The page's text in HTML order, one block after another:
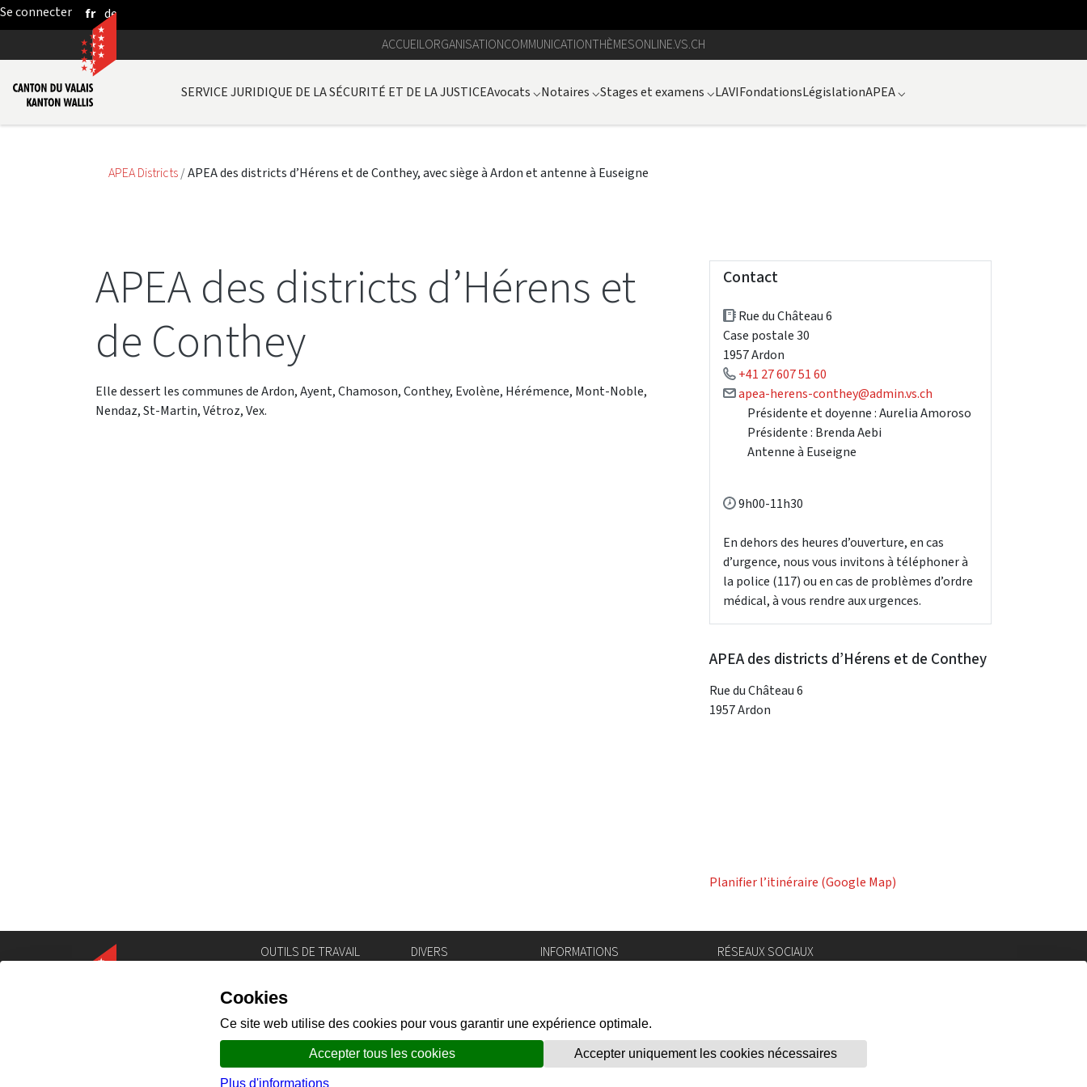
Saut au contenu principal
fr de
ACCUEILORGANISATIONCOMMUNICATIONTHÈMESONLINE.VS.CH
SERVICE JURIDIQUE DE LA SÉCURITÉ ET DE LA JUSTICEAvocats ⌵Notaires ⌵Stages et examens ⌵LAVIFondationsLégislationAPEA⌵
APEA Districts APEA des districts d’Hérens et de Conthey, avec siège à Ardon et antenne à Euseigne
APEA des districts d’Hérens et
de Conthey
Elle dessert les communes de Ardon, Ayent, Chamoson, Conthey, Evolène, Hérémence, Mont-Noble,
Nendaz, St-Martin, Vétroz, Vex.
Contact
Rue du Château 6
Case postale 30
1957 Ardon
+41 27 607 51 60
apea-herens-conthey@admin.vs.ch
Présidente et doyenne : Aurelia Amoroso
Présidente : Brenda Aebi
Antenne à Euseigne
9h00-11h30
En dehors des heures d’ouverture, en cas
d’urgence, nous vous invitons à téléphoner à
la police (117) ou en cas de problèmes d’ordre
médical, à vous rendre aux urgences.
APEA des districts d’Hérens et de Conthey
Rue du Château 6
1957 Ardon
Planifier l’itinéraire (Google Map)
OUTILS DE TRAVAIL
Géoportail
Intranet
Portail des communes
DIVERS
INFORMATIONS
Mentions légales
Réseaux sociaux
Politique de confidentialité
RÉSEAUX SOCIAUX